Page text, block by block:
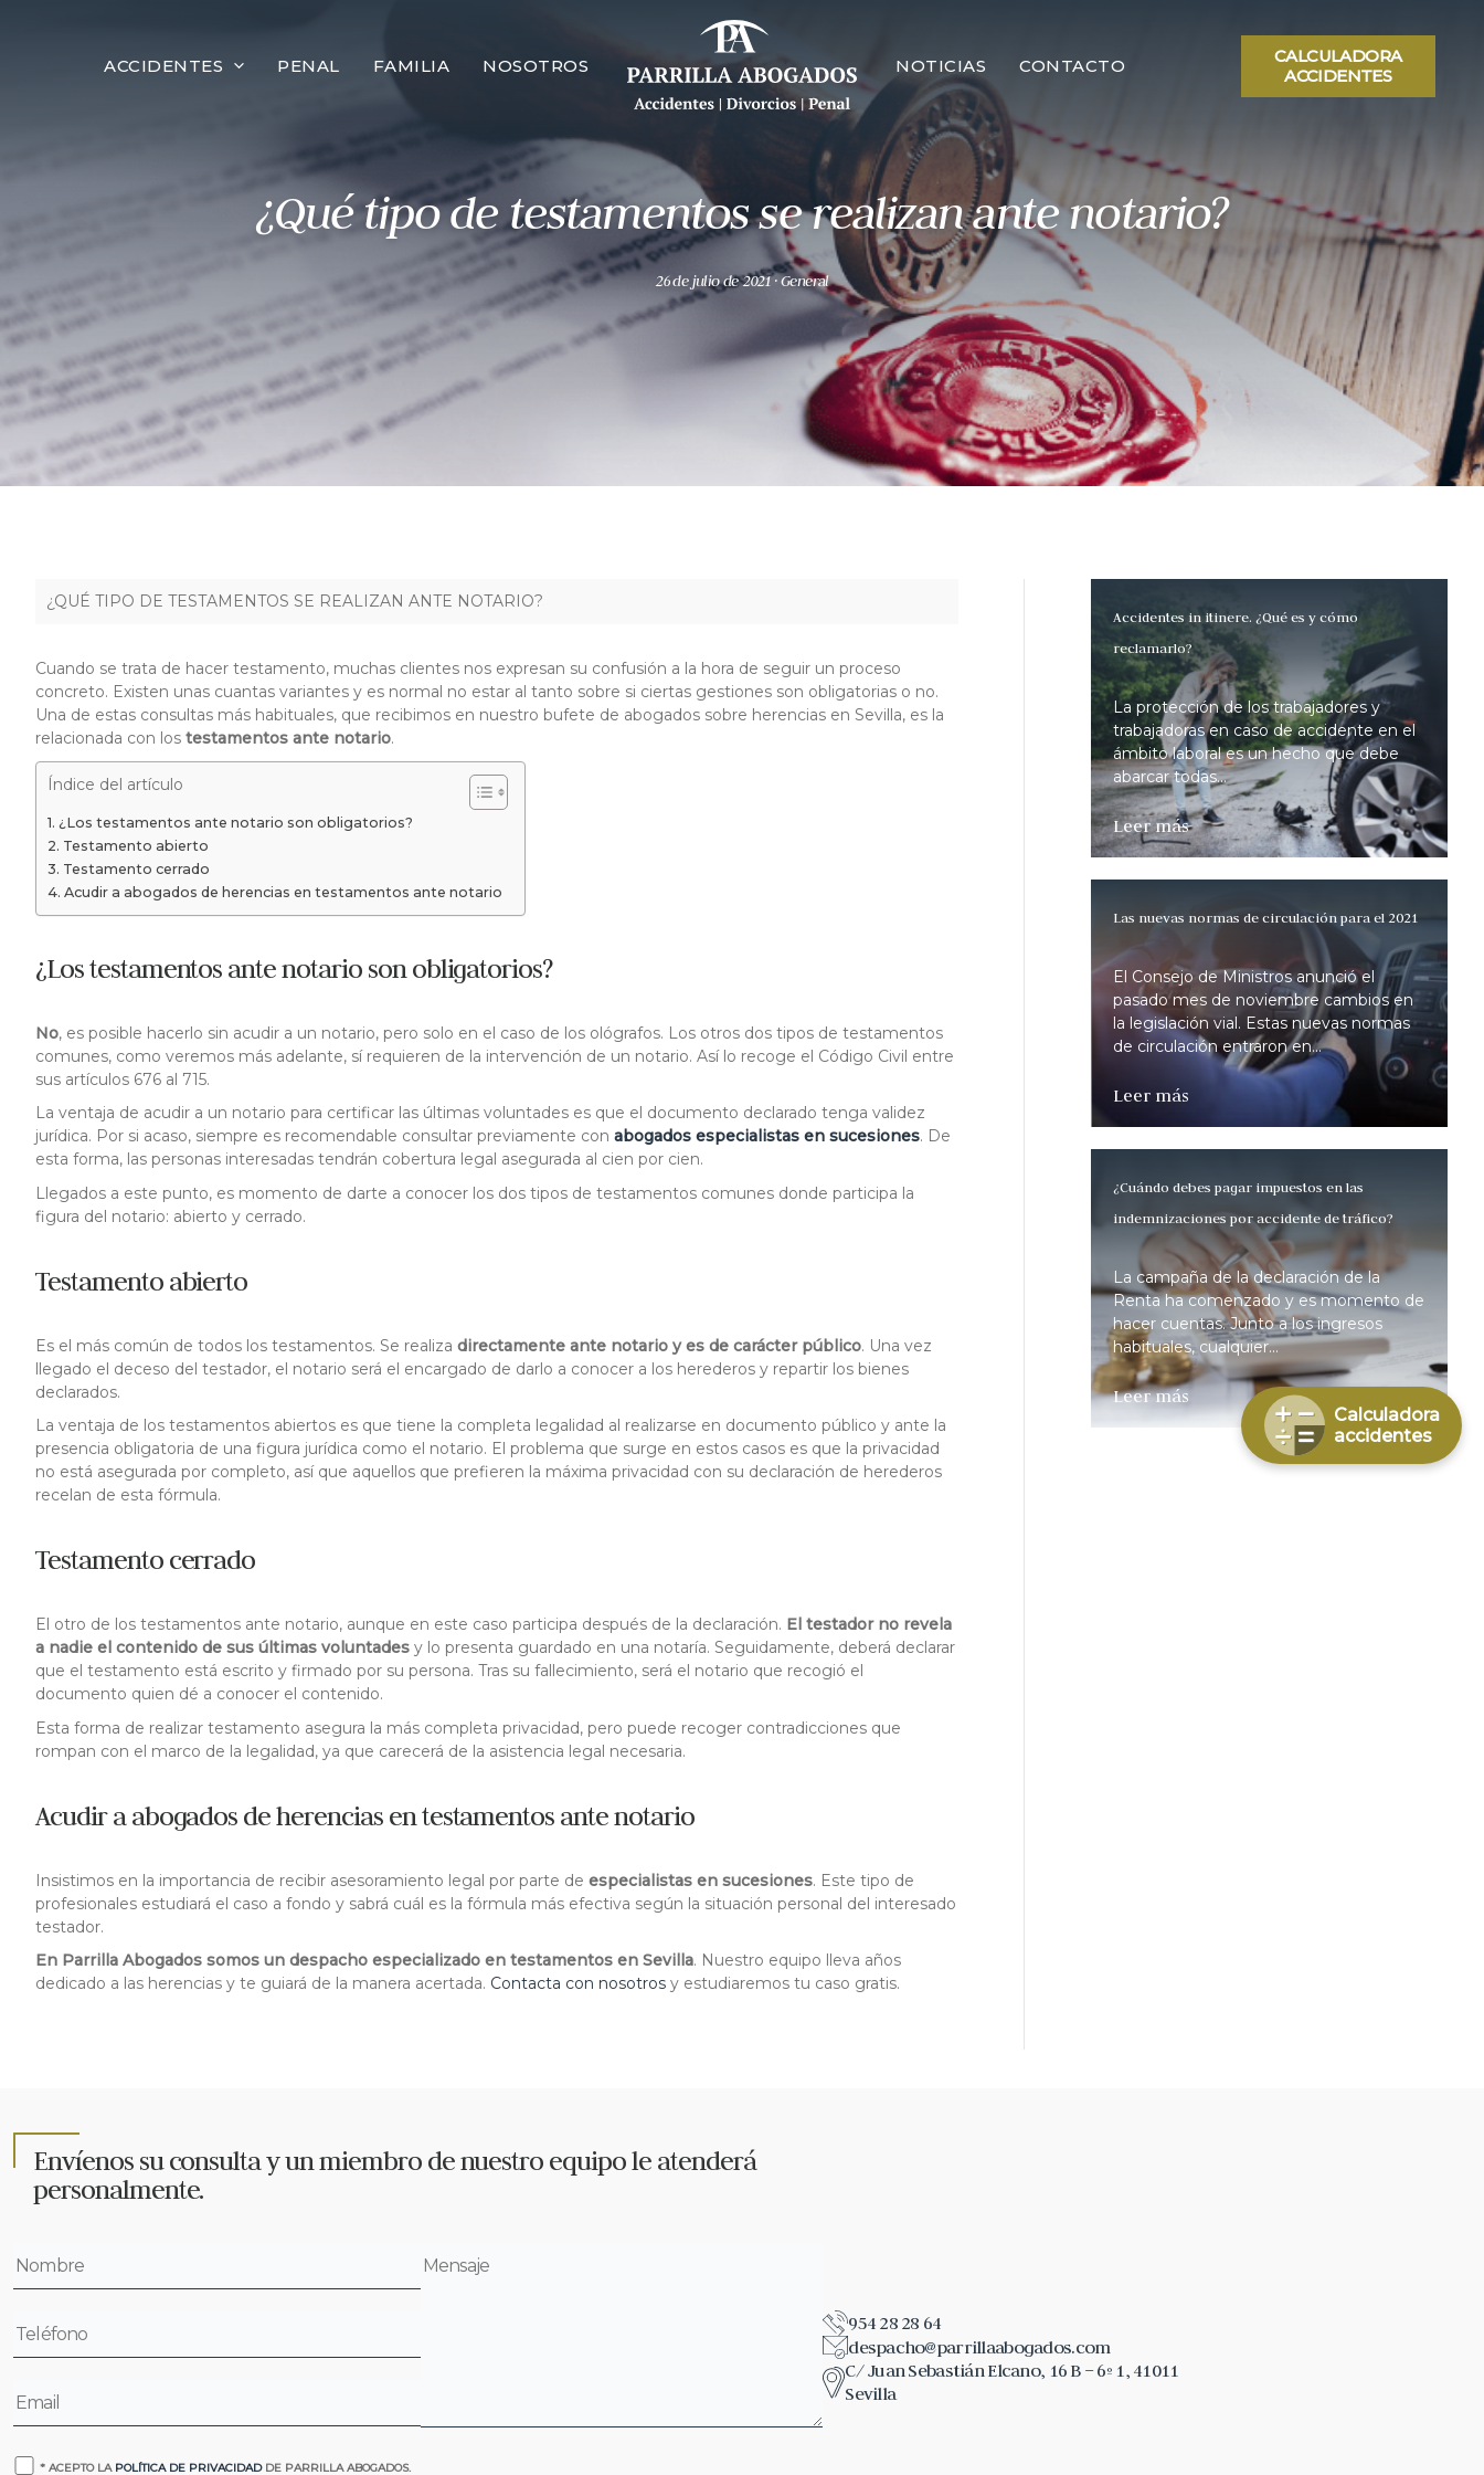
ACCIDENTES PENAL FAMILIA NOSOTROS NOTICIAS CONTACTO
CALCULADORA
ACCIDENTES
¿Qué tipo de testamentos se realizan ante notario?
26 de julio de 2021· General
¿QUÉ TIPO DE TESTAMENTOS SE REALIZAN ANTE NOTARIO?
Cuando se trata de hacer testamento, muchas clientes nos expresan su confusión a la hora de seguir un proceso
concreto. Existen unas cuantas variantes y es normal no estar al tanto sobre si ciertas gestiones son obligatorias o no.
Una de estas consultas más habituales, que recibimos en nuestro bufete de abogados sobre herencias en Sevilla, es la
relacionada con los testamentos ante notario.
Índice del artículo
¿Los testamentos ante notario son obligatorios?
Testamento abierto
Testamento cerrado
Acudir a abogados de herencias en testamentos ante notario
¿Los testamentos ante notario son obligatorios?
No, es posible hacerlo sin acudir a un notario, pero solo en el caso de los ológrafos. Los otros dos tipos de testamentos
comunes, como veremos más adelante, sí requieren de la intervención de un notario. Así lo recoge el Código Civil entre
sus artículos 676 al 715.
La ventaja de acudir a un notario para certificar las últimas voluntades es que el documento declarado tenga validez
jurídica. Por si acaso, siempre es recomendable consultar previamente con abogados especialistas en sucesiones. De
esta forma, las personas interesadas tendrán cobertura legal asegurada al cien por cien.
Llegados a este punto, es momento de darte a conocer los dos tipos de testamentos comunes donde participa la
figura del notario: abierto y cerrado.
Testamento abierto
Es el más común de todos los testamentos. Se realiza directamente ante notario y es de carácter público. Una vez
llegado el deceso del testador, el notario será el encargado de darlo a conocer a los herederos y repartir los bienes
declarados.
La ventaja de los testamentos abiertos es que tiene la completa legalidad al realizarse en documento público y ante la
presencia obligatoria de una figura jurídica como el notario. El problema que surge en estos casos es que la privacidad
no está asegurada por completo, así que aquellos que prefieren la máxima privacidad con su declaración de herederos
recelan de esta fórmula.
Testamento cerrado
El otro de los testamentos ante notario, aunque en este caso participa después de la declaración. El testador no revela
a nadie el contenido de sus últimas voluntades y lo presenta guardado en una notaría. Seguidamente, deberá declarar
que el testamento está escrito y firmado por su persona. Tras su fallecimiento, será el notario que recogió el
documento quien dé a conocer el contenido.
Esta forma de realizar testamento asegura la más completa privacidad, pero puede recoger contradicciones que
rompan con el marco de la legalidad, ya que carecerá de la asistencia legal necesaria.
Acudir a abogados de herencias en testamentos ante notario
Insistimos en la importancia de recibir asesoramiento legal por parte de especialistas en sucesiones. Este tipo de
profesionales estudiará el caso a fondo y sabrá cuál es la fórmula más efectiva según la situación personal del interesado
testador.
En Parrilla Abogados somos un despacho especializado en testamentos en Sevilla. Nuestro equipo lleva años
dedicado a las herencias y te guiará de la manera acertada. Contacta con nosotros y estudiaremos tu caso gratis.
Accidentes in itinere. ¿Qué es y cómo
reclamarlo?
La protección de los trabajadores y
trabajadoras en caso de accidente en el
ámbito laboral es un hecho que debe
abarcar todas...
Leer más
Las nuevas normas de circulación para el 2021
El Consejo de Ministros anunció el
pasado mes de noviembre cambios en
la legislación vial. Estas nuevas normas
de circulación entraron en...
Leer más
¿Cuándo debes pagar impuestos en las
indemnizaciones por accidente de tráfico?
La campaña de la declaración de la
Renta ha comenzado y es momento de
hacer cuentas. Junto a los ingresos
habituales, cualquier...
Leer más
Envíenos su consulta y un miembro de nuestro equipo le atenderá
personalmente.
* ACEPTO LA POLÍTICA DE PRIVACIDADDE PARRILLA ABOGADOS.
954 28 28 64
despacho@parrillaabogados.com
C/ Juan Sebastián Elcano, 16 B – 6º 1, 41011
Sevilla
Calculadora
accidentes